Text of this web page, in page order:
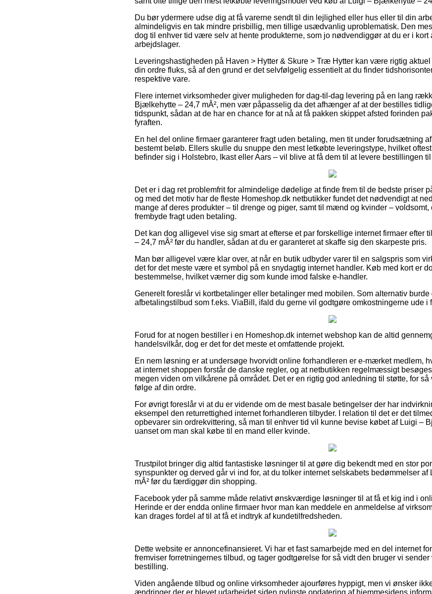
Du bør ydermere udse dig at få varerne sendt til din lejlighed eller hus eller til din
almindeligvis en tak mindre prisbillig, men tillige usædvanlig uproblematisk. Den
dog til enhver tid være selv at hente produkterne, som jo nødvendiggør at du er i kort
arbejdslager.
Leveringshastigheden på Haven > Hytter & Skure > Træ Hytter kan være rigtig
din ordre fluks, så af den grund er det selvfølgelig essentielt at du finder
respektive vare.
Flere internet virksomheder giver muligheden for dag-til-dag levering på en lang
Bjælkehytte – 24,7 mÂ², men vær påpasselig da det afhænger af at der bestilles
tidspunkt, sådan at de har en chance for at nå at få pakken skippet afsted forinden
fyraften.
En hel del online firmaer garanterer fragt uden betaling, men tit under forudsætning
bestemt beløb. Ellers skulle du snuppe den mest letkøbte leveringstype, hvilket
befinder sig i Holstebro, Ikast eller Aars – vil blive at få dem til at levere bestillingen
Det er i dag ret problemfrit for almindelige dødelige at finde frem til de bedste priser
og med det motiv har de fleste Homeshop.dk netbutikker fundet det nødvendigt at
mange af deres produkter – til drenge og piger, samt til mænd og kvinder –
frembyde fragt uden betaling.
Det kan dog alligevel vise sig smart at efterse et par forskellige internet firmaer efter
– 24,7 mÂ² før du handler, sådan at du er garanteret at skaffe sig den skarpeste pris.
Man bør alligevel være klar over, at når en butik udbyder varer til en salgspris som
det for det meste være et symbol på en snydagtig internet handler. Køb med kort er
bestemmelse, hvilket værner dig som kunde imod falske e-handler.
Generelt foreslår vi kortbetalinger eller betalinger med mobilen. Som alternativ
afbetalingstilbud som f.eks. ViaBill, ifald du gerne vil godtgøre omkostningerne ude i
Forud for at nogen bestiller i en Homeshop.dk internet webshop kan de altid
handelsvilkår, dog er det for det meste et omfattende projekt.
En nem løsning er at undersøge hvorvidt online forhandleren er e-mærket medlem,
at internet shoppen forstår de danske regler, og at netbutikken regelmæssigt
megen viden om vilkårene på området. Det er en rigtig god anledning til støtte, for
følge af din ordre.
For øvrigt foreslår vi at du er vidende om de mest basale betingelser der har
eksempel den returrettighed internet forhandleren tilbyder. I relation til det er det
opbevarer sin ordrekvittering, så man til enhver tid vil kunne bevise købet af Luigi –
uanset om man skal købe til en mand eller kvinde.
Trustpilot bringer dig altid fantastiske løsninger til at gøre dig bekendt med en stor
synspunkter og derved går vi ind for, at du tolker internet selskabets bedømmelser
mÂ² før du færdiggør din shopping.
Facebook yder på samme måde relativt ønskværdige løsninger til at få et kig ind i
Herinde er der endda online firmaer hvor man kan meddele en anmeldelse af
kan drages fordel af til at få et indtryk af kundetilfredsheden.
Dette website er annoncefinansieret. Vi har et fast samarbejde med en del internet
fremviser forretningernes tilbud, og tager godtgørelse for så vidt den bruger vi sender
bestilling.
Viden angående tilbud og online virksomheder ajourføres hyppigt, men vi ønsker
ændringer der er blevet udarbejdet siden nyligste opdatering af hjemmesidens